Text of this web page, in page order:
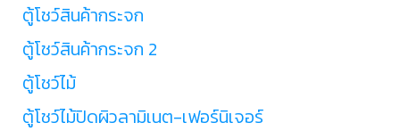
ตู้โชว์สินค้ากระจก
ตู้โชว์สินค้ากระจก 2
ตู้โชว์ไม้
ตู้โชว์ไม้ปิดผิวลามิเนต-เฟอร์นิเจอร์